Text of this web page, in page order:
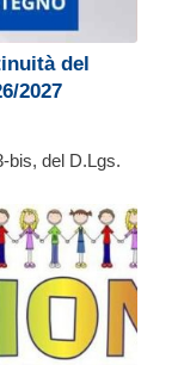
del
2027
bis, del D.Lgs.